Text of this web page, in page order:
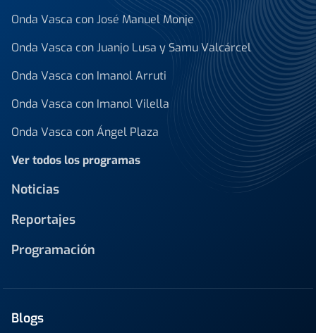
Onda Vasca con José Manuel Monje
Onda Vasca con Juanjo Lusa y Samu Valcárcel
Onda Vasca con Imanol Arruti
Onda Vasca con Imanol Vilella
Onda Vasca con Ángel Plaza
Ver todos los programas
Noticias
Reportajes
Programación
Blogs